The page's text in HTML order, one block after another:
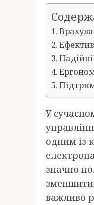
У
одним із
значно
зменшити
важливо